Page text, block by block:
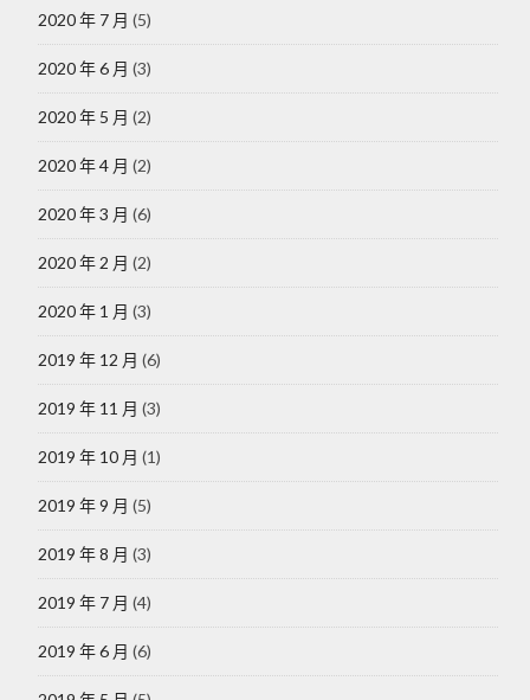
2020 年 7 月 (5)
2020 年 6 月 (3)
2020 年 5 月 (2)
2020 年 4 月 (2)
2020 年 3 月 (6)
2020 年 2 月 (2)
2020 年 1 月 (3)
2019 年 12 月 (6)
2019 年 11 月 (3)
2019 年 10 月 (1)
2019 年 9 月 (5)
2019 年 8 月 (3)
2019 年 7 月 (4)
2019 年 6 月 (6)